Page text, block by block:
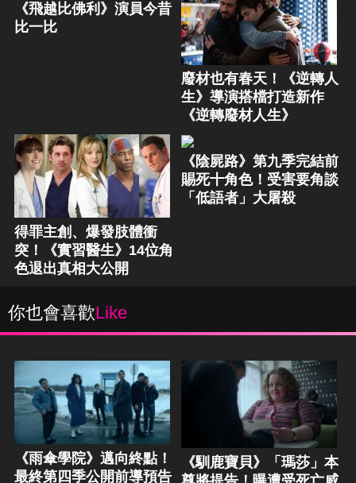
《飛越比佛利》演員今昔
比一比
廢材也有春天！《逆轉人
生》導演搭檔打造新作
《逆轉廢材人生》
得罪主創、爆發肢體衝
突！《實習醫生》14位角
色退出真相大公開
《陰屍路》第九季完結前
賜死十角色！受害要角談
「低語者」大屠殺
你也會喜歡Like
《雨傘學院》邁向終點！
最終第四季公開前導預告
《馴鹿寶貝》「瑪莎」本